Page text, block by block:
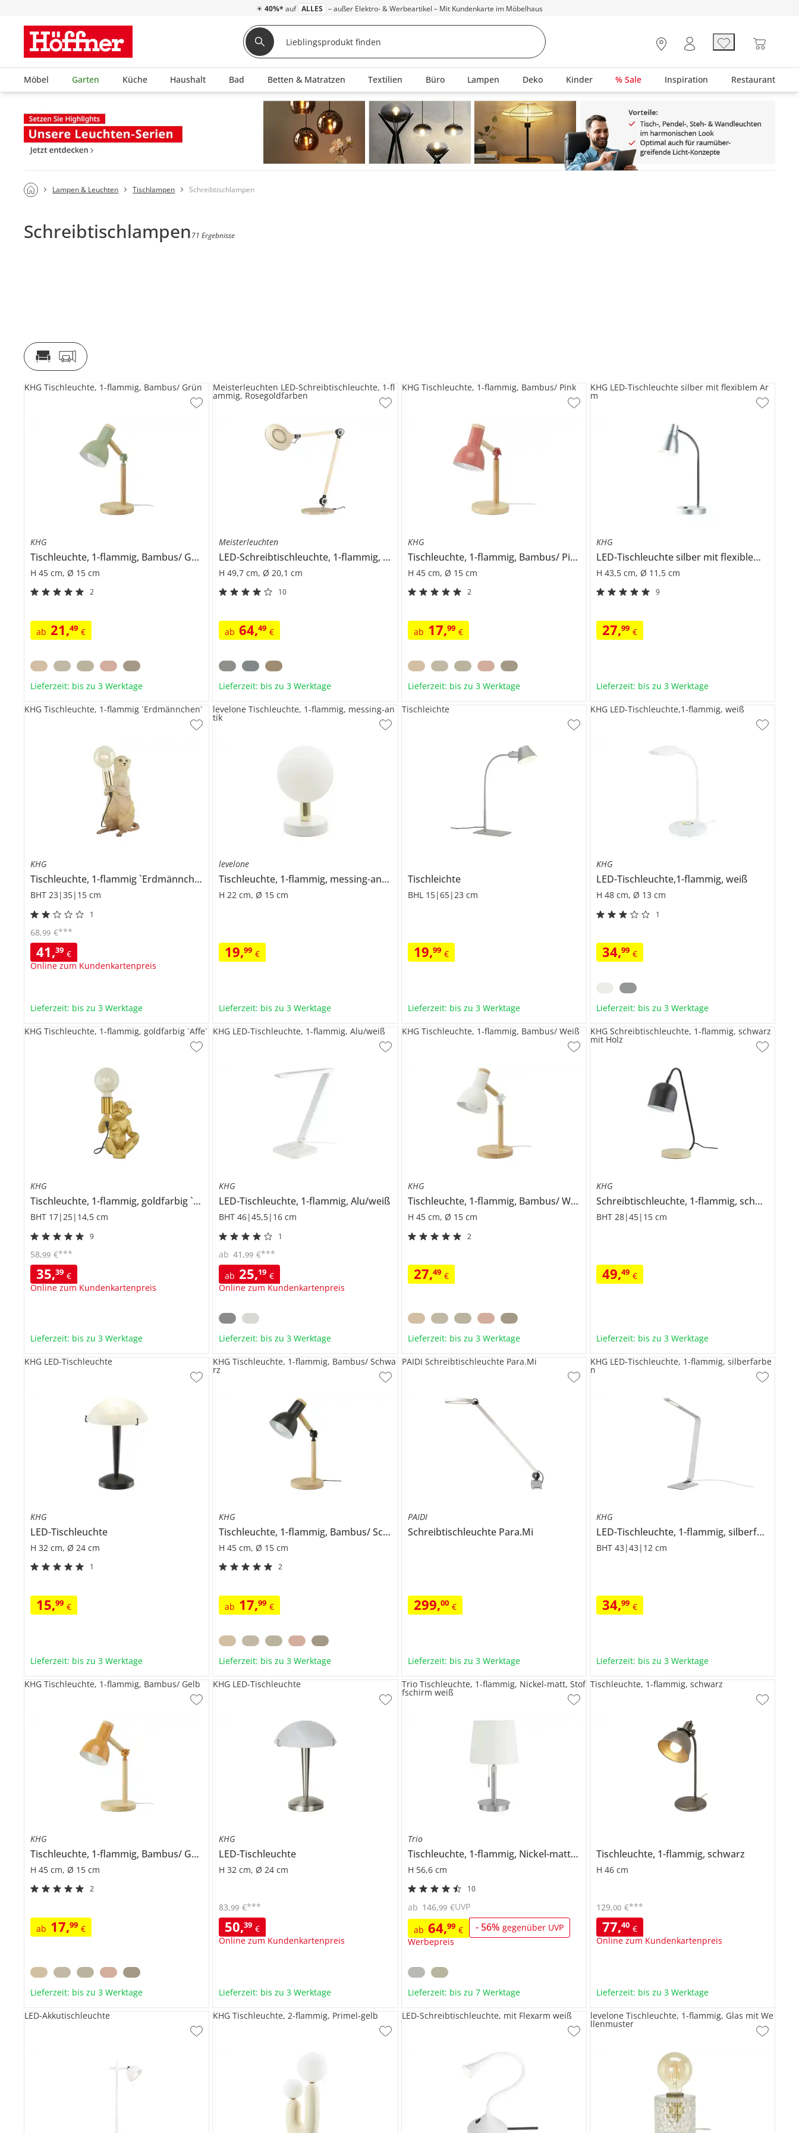
☀ 40%* auf ALLES – außer Elektro- & Werbeartikel – Mit Kundenkarte im Möbelhaus
Möbel Garten Küche Haushalt Bad Betten & Matratzen Textilien Büro Lampen Deko Kinder % Sale Inspiration Restaurant
Lampen & Leuchten Tischlampen Schreibtischlampen
Schreibtischlampen71 Ergebnisse
KHG
Tischleuchte, 1-flammig, Bambus/ Grün
H 45 cm, Ø 15 cm
2
ab 21,49 €
KHG Tischleuchte, 1-flammig, Bambus/ Grün
Lieferzeit: bis zu 3 Werktage
Meisterleuchten
LED-Schreibtischleuchte, 1-flammig, Rosegoldfarben
H 49,7 cm, Ø 20,1 cm
10
ab 64,49 €
Meisterleuchten LED-Schreibtischleuchte, 1-fl
ammig, Rosegoldfarben
Lieferzeit: bis zu 3 Werktage
KHG
Tischleuchte, 1-flammig, Bambus/ Pink
H 45 cm, Ø 15 cm
2
ab 17,99 €
KHG Tischleuchte, 1-flammig, Bambus/ Pink
Lieferzeit: bis zu 3 Werktage
KHG
LED-Tischleuchte silber mit flexiblem Arm
H 43,5 cm, Ø 11,5 cm
9
27,99 €
KHG LED-Tischleuchte silber mit flexiblem Ar
m
Lieferzeit: bis zu 3 Werktage
KHG
Tischleuchte, 1-flammig `Erdmännchen`
BHT 23|35|15 cm
1
41,39 €
Online zum Kundenkartenpreis
68,99 €***
KHG Tischleuchte, 1-flammig `Erdmännchen`
Lieferzeit: bis zu 3 Werktage
levelone
Tischleuchte, 1-flammig, messing-antik
H 22 cm, Ø 15 cm
19,99 €
levelone Tischleuchte, 1-flammig, messing-an
tik
Lieferzeit: bis zu 3 Werktage
Tischleichte
BHL 15|65|23 cm
19,99 €
Tischleichte
Lieferzeit: bis zu 3 Werktage
KHG
LED-Tischleuchte,1-flammig, weiß
H 48 cm, Ø 13 cm
1
34,99 €
KHG LED-Tischleuchte,1-flammig, weiß
Lieferzeit: bis zu 3 Werktage
KHG
Tischleuchte, 1-flammig, goldfarbig `Affe`
BHT 17|25|14,5 cm
9
35,39 €
Online zum Kundenkartenpreis
58,99 €***
KHG Tischleuchte, 1-flammig, goldfarbig `Affe`
Lieferzeit: bis zu 3 Werktage
KHG
LED-Tischleuchte, 1-flammig, Alu/weiß
BHT 46|45,5|16 cm
1
ab 25,19 €
Online zum Kundenkartenpreis
ab 41 ,99 €***
KHG LED-Tischleuchte, 1-flammig, Alu/weiß
Lieferzeit: bis zu 3 Werktage
KHG
Tischleuchte, 1-flammig, Bambus/ Weiß
H 45 cm, Ø 15 cm
2
27,49 €
KHG Tischleuchte, 1-flammig, Bambus/ Weiß
Lieferzeit: bis zu 3 Werktage
KHG
Schreibtischleuchte, 1-flammig, schwarz mit Holz
BHT 28|45|15 cm
49,49 €
KHG Schreibtischleuchte, 1-flammig, schwarz
mit Holz
Lieferzeit: bis zu 3 Werktage
KHG
LED-Tischleuchte
H 32 cm, Ø 24 cm
1
15,99 €
KHG LED-Tischleuchte
Lieferzeit: bis zu 3 Werktage
KHG
Tischleuchte, 1-flammig, Bambus/ Schwarz
H 45 cm, Ø 15 cm
2
ab 17,99 €
KHG Tischleuchte, 1-flammig, Bambus/ Schwa
rz
Lieferzeit: bis zu 3 Werktage
PAIDI
Schreibtischleuchte Para.Mi
299,00 €
PAIDI Schreibtischleuchte Para.Mi
Lieferzeit: bis zu 3 Werktage
KHG
LED-Tischleuchte, 1-flammig, silberfarben
BHT 43|43|12 cm
34,99 €
KHG LED-Tischleuchte, 1-flammig, silberfarbe
n
Lieferzeit: bis zu 3 Werktage
KHG
Tischleuchte, 1-flammig, Bambus/ Gelb
H 45 cm, Ø 15 cm
2
ab 17,99 €
KHG Tischleuchte, 1-flammig, Bambus/ Gelb
Lieferzeit: bis zu 3 Werktage
KHG
LED-Tischleuchte
H 32 cm, Ø 24 cm
50,39 €
Online zum Kundenkartenpreis
83,99 €***
KHG LED-Tischleuchte
Lieferzeit: bis zu 3 Werktage
Trio
Tischleuchte, 1-flammig, Nickel-matt, Stoffschirm weiß
H 56,6 cm
10
ab 64,99 € - 56% gegenüber UVP
Werbepreis
ab 146,99 €UVP
Trio Tischleuchte, 1-flammig, Nickel-matt, Stof
fschirm weiß
Lieferzeit: bis zu 7 Werktage
Tischleuchte, 1-flammig, schwarz
H 46 cm
77,40 €
Online zum Kundenkartenpreis
129,00 €***
Tischleuchte, 1-flammig, schwarz
Lieferzeit: bis zu 3 Werktage
LED-Akkutischleuchte KHG Tischleuchte, 2-flammig, Primel-gelb LED-Schreibtischleuchte, mit Flexarm weiß levelone Tischleuchte, 1-flammig, Glas mit We
llenmuster